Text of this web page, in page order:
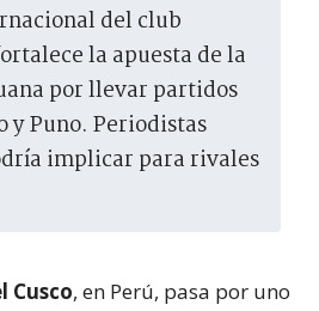
la apuesta de la
por llevar partidos
y Puno. Periodistas
implicar para rivales
Cusco, en Perú, pasa por uno